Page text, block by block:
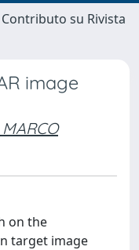
Contributo su Rivista
image
on the
target image